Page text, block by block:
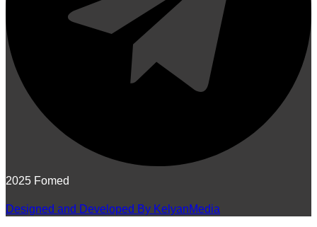
2025 Fomed
Designed and Developed By KelyanMedia